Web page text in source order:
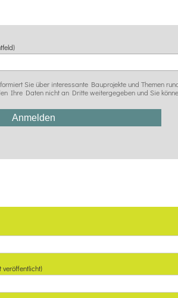
Sie über interessante Bauprojekte und Themen
Ihre Daten nicht an Dritte weitergegeben und Sie